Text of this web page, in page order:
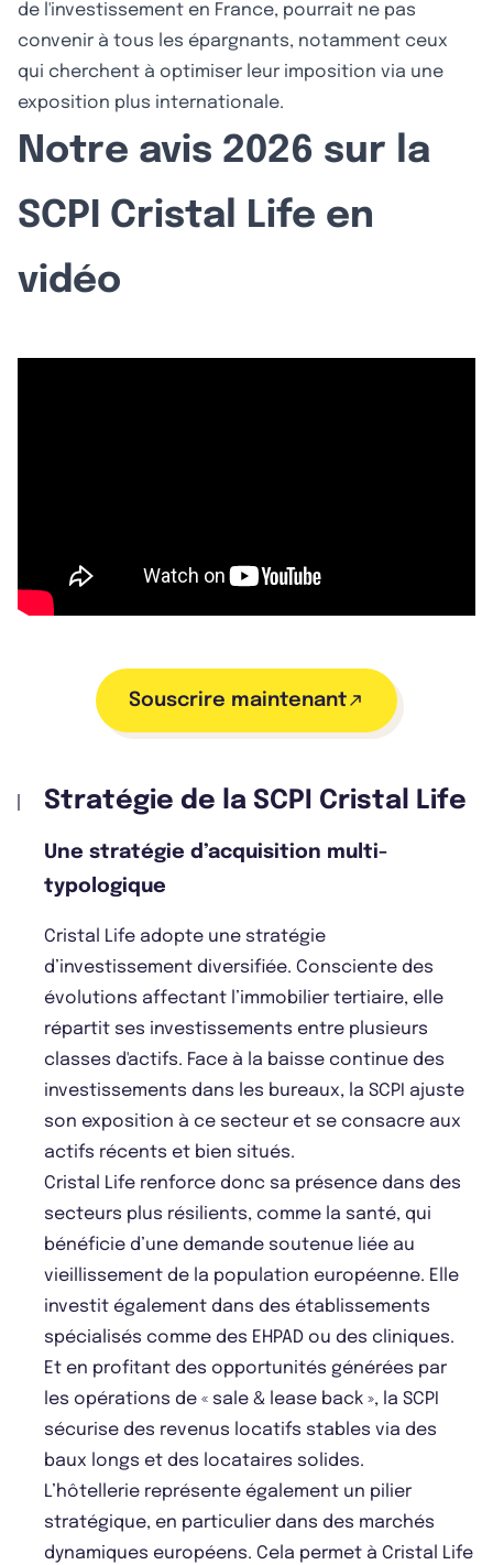
de l'investissement en France, pourrait ne pas
convenir à tous les épargnants, notamment ceux
qui cherchent à optimiser leur imposition via une
exposition plus internationale.
Notre avis 2026 sur la
SCPI Cristal Life en
vidéo
Souscrire maintenant
Stratégie de la SCPI Cristal Life
Une stratégie d’acquisition multi-
typologique
Cristal Life adopte une stratégie
d’investissement diversifiée. Consciente des
évolutions affectant l’immobilier tertiaire, elle
répartit ses investissements entre plusieurs
classes d'actifs. Face à la baisse continue des
investissements dans les bureaux, la SCPI ajuste
son exposition à ce secteur et se consacre aux
actifs récents et bien situés.
Cristal Life renforce donc sa présence dans des
secteurs plus résilients, comme la santé, qui
bénéficie d’une demande soutenue liée au
vieillissement de la population européenne. Elle
investit également dans des établissements
spécialisés comme des EHPAD ou des cliniques.
Et en profitant des opportunités générées par
les opérations de « sale & lease back », la SCPI
sécurise des revenus locatifs stables via des
baux longs et des locataires solides.
L’hôtellerie représente également un pilier
stratégique, en particulier dans des marchés
dynamiques européens. Cela permet à Cristal Life